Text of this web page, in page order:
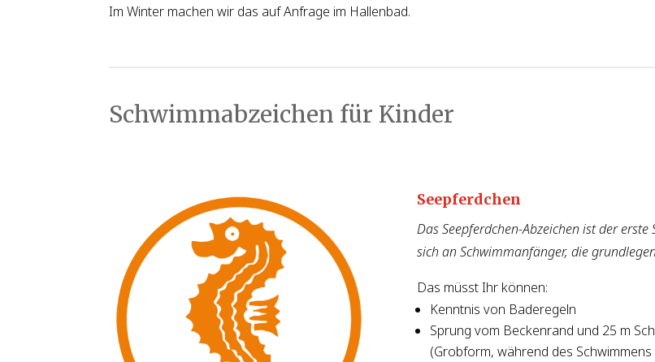
Im Winter machen wir das auf Anfrage im Hallenbad.
Schwimmabzeichen für Kinder
Seepferdchen
Das Seepferdchen-Abzeichen ist der
sich an Schwimmanfänger, die
Das müsst Ihr können:
Kenntnis von Baderegeln
Sprung vom Beckenrand und 25 m
(Grobform, während des